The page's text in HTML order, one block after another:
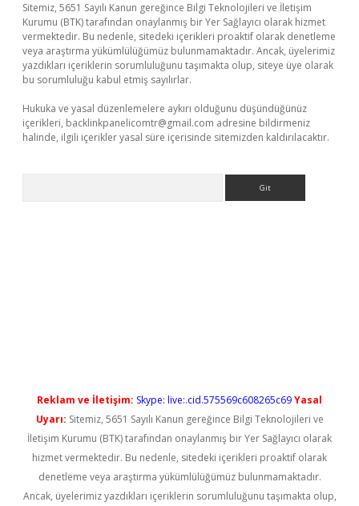
Sitemiz, 5651 Sayılı Kanun gereğince Bilgi Teknolojileri ve İletişim
Kurumu (BTK) tarafından onaylanmış bir Yer Sağlayıcı olarak hizmet
vermektedir. Bu nedenle, sitedeki içerikleri proaktif olarak denetleme
veya araştırma yükümlülüğümüz bulunmamaktadır. Ancak, üyelerimiz
yazdıkları içeriklerin sorumluluğunu taşımakta olup, siteye üye olarak
bu sorumluluğu kabul etmiş sayılırlar.
Hukuka ve yasal düzenlemelere aykırı olduğunu düşündüğünüz
içerikleri, backlinkpanelicomtr@gmail.com adresine bildirmeniz
halinde, ilgili içerikler yasal süre içerisinde sitemizden kaldırılacaktır.
Reklam ve İletişim: Skype: live:.cid.575569c608265c69Yasal
Uyarı: Sitemiz, 5651 Sayılı Kanun gereğince Bilgi Teknolojileri ve
İletişim Kurumu (BTK) tarafından onaylanmış bir Yer Sağlayıcı olarak
hizmet vermektedir. Bu nedenle, sitedeki içerikleri proaktif olarak
denetleme veya araştırma yükümlülüğümüz bulunmamaktadır.
Ancak, üyelerimiz yazdıkları içeriklerin sorumluluğunu taşımakta olup,